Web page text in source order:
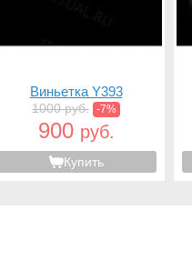
Виньетка Y393
1000 руб. -7%
900 руб.
Купить